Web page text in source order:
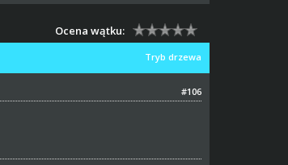
Ocena wątku:
Tryb drzewa
#106